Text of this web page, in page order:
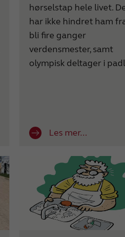
hørselstap hele livet.
har ikke hindret ham
bli fire ganger
verdensmester, samt
olympisk deltager i
Les mer...